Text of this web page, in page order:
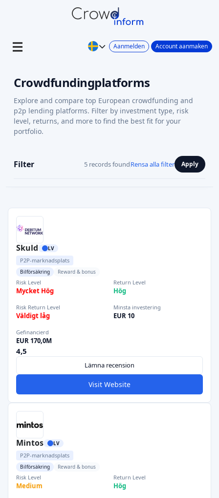
Aanmelden Account aanmaken
Crowdfundingplatforms
Explore and compare top European crowdfunding and
p2p lending platforms. Filter by investment type, risk
level, returns, and more to find the best fit for your
portfolio.
Filter 5 records foundRensa alla filter Apply
Skuld LV
P2P-marknadsplats
Bilförsäkring Reward & bonus
Risk Level
Mycket Hög
Return Level
Hög
Risk Return Level
Väldigt låg
Minsta investering
EUR 10
Gefinancierd
EUR 170,0M
4,5
Lämna recension
Visit Website
Mintos LV
P2P-marknadsplats
Bilförsäkring Reward & bonus
Risk Level
Medium
Return Level
Hög